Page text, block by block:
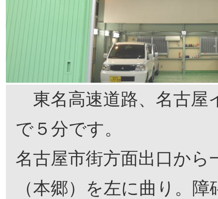
東名高速道路、名古屋
で５分です。
名古屋市街方面出口から
（本郷）を左に曲り。